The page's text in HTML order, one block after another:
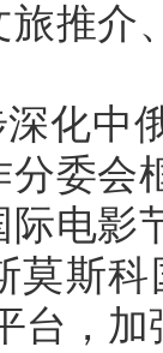
推介
化中
委会
电影
莫斯
台，